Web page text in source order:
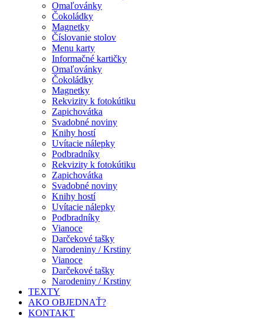
Omaľovánky
Čokoládky
Magnetky
Číslovanie stolov
Menu karty
Informačné kartičky
Omaľovánky
Čokoládky
Magnetky
Rekvizity k fotokútiku
Zapichovátka
Svadobné noviny
Knihy hostí
Uvítacie nálepky
Podbradníky
Rekvizity k fotokútiku
Zapichovátka
Svadobné noviny
Knihy hostí
Uvítacie nálepky
Podbradníky
Vianoce
Darčekové tašky
Narodeniny / Krstiny
Vianoce
Darčekové tašky
Narodeniny / Krstiny
TEXTY
AKO OBJEDNAŤ?
KONTAKT